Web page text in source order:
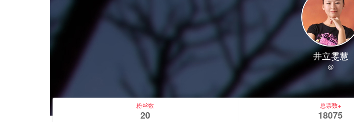
井立雯慧
@
粉丝数
20
总票数+
18075